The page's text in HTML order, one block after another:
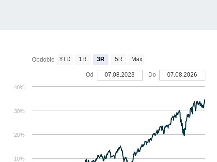
10%
20%
30%
40%
Obdobie YTD 1R 3R 5R Max
Od 07.08.2023 Do 07.08.2026